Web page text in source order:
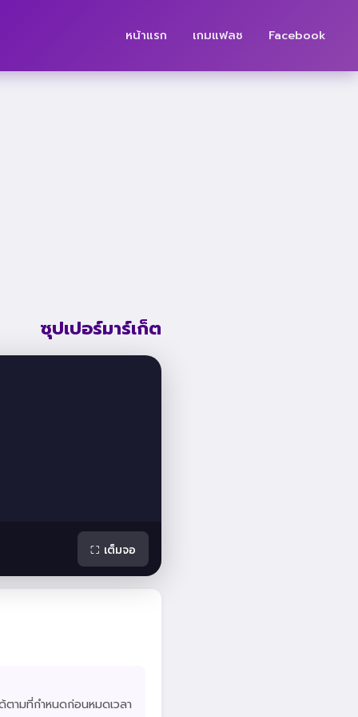
หน้าแรก เกมแฟลช Facebook
ซุปเปอร์มาร์เก็ต
⛶ เต็มจอ
ตามที่กำหนดก่อนหมดเวลา